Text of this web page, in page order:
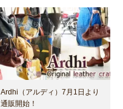
Ardhi（アルディ）7月1日より
通販開始！